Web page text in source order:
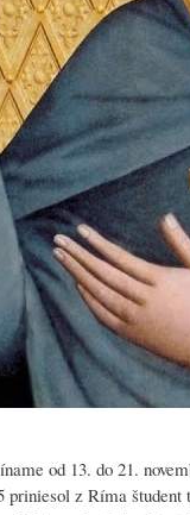
od 13. do 21.
z Ríma